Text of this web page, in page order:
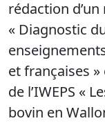
rédaction
« Diagnostic
et françaises
de l’IWEPS «
bovin en